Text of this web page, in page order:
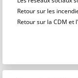
Retour sur les
Retour sur la CDM et